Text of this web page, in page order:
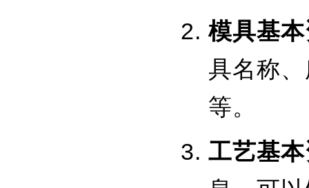
模具基
具名称
等。
工艺基